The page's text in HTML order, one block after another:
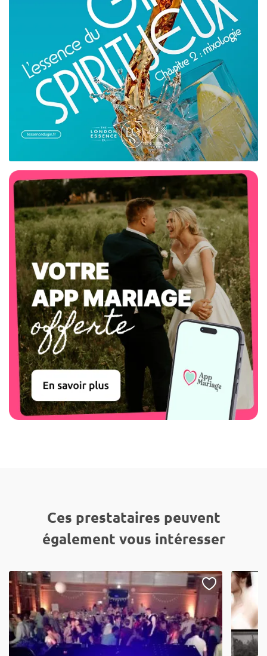
Ces prestataires peuvent
également vous intéresser